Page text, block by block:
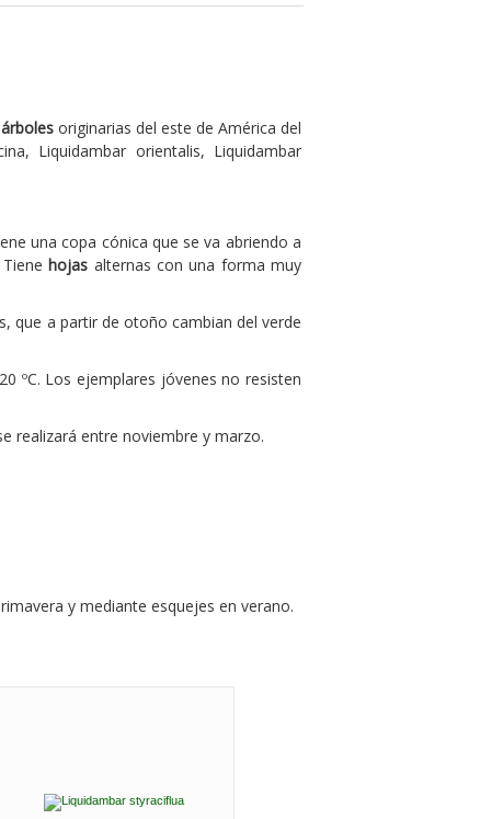
árbolesoriginarias del este de América del
Liquidambar orientalis, Liquidambar
una copa cónica que se va abriendo a
Tienehojas alternas con una forma muy
que a partir de otoño cambian del verde
ºC. Los ejemplares jóvenes no resisten
realizará entre noviembre y marzo.
y mediante esquejes en verano.